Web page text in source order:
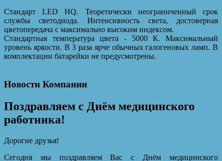
Стандарт LED HQ. Теоретически неограниченный срок
службы светодиода. Интенсивность света, достоверная
цветопередача с максимально высоким индексом.
Стандартная температура цвета - 5000 К. Максимальный
уровень яркости. В 3 раза ярче обычных галогеновых ламп. В
комплектации батарейки не предусмотрены.
Новости Компании
Поздравляем с Днём медицинского
работника!
Дорогие друзья!
Сегодня мы поздравляем Вас с Днём медицинского